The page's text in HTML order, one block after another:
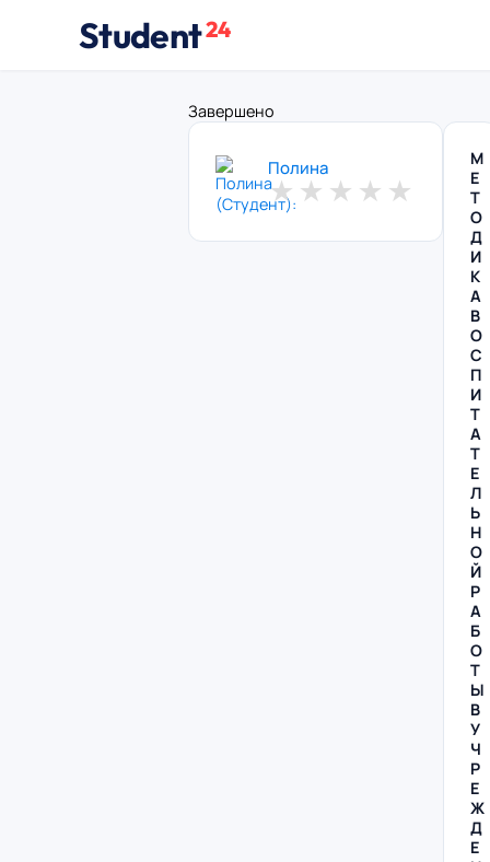
Student24
Завершено
Полина
★ ★ ★ ★ ★
М
Е
Т
О
Д
И
К
А
В
О
С
П
И
Т
А
Т
Е
Л
Ь
Н
О
Й
Р
А
Б
О
Т
Ы
В
У
Ч
Р
Е
Ж
Д
Е